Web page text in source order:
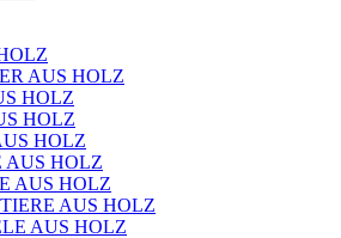
AUS HOLZ
HOLZ
HOLZ
HOLZ
AUS HOLZ
AUS HOLZ
AUS HOLZ
AUS HOLZ